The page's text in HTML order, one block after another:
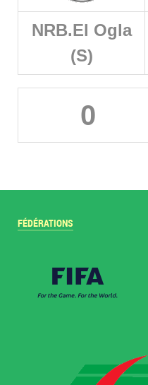
NRB.El Ogla
(S)
0
FÉDÉRATIONS